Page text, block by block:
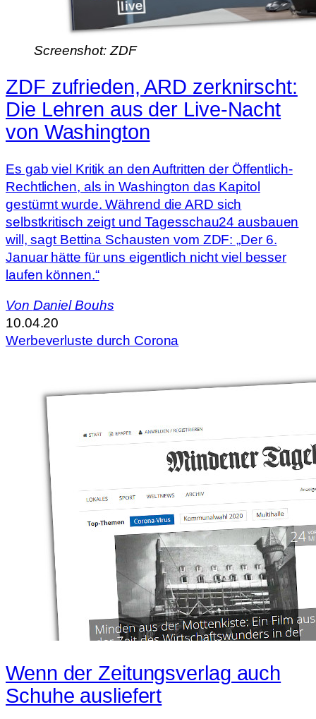
Screenshot: ZDF
ZDF zufrieden, ARD zerknirscht:
Die Lehren aus der Live-Nacht
von Washington
Es gab viel Kritik an den Auftritten der Öffentlich-
Rechtlichen, als in Washington das Kapitol
gestürmt wurde. Während die ARD sich
selbstkritisch zeigt und Tagesschau24 ausbauen
will, sagt Bettina Schausten vom ZDF: „Der 6.
Januar hätte für uns eigentlich nicht viel besser
laufen können.“
Von Daniel Bouhs
10.04.20
Werbeverluste durch Corona
Wenn der Zeitungsverlag auch
Schuhe ausliefert